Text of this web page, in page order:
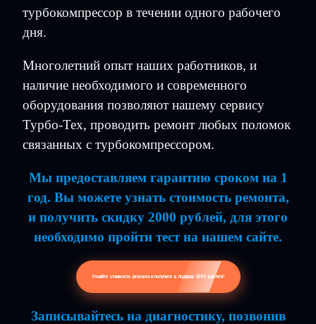
турбокомпрессор в течении одного рабочего
дня.
Многолетний опыт наших работников, и
наличие необходимого и современного
оборудования позволяют нашему сервису
Турбо-Тех, проводить ремонт любых поломок
связанных с турбокомпрессором.
Мы предоставляем гарантию сроком на 1
год. Вы можете узнать стоимость ремонта,
и получить скидку 2000 рублей, для этого
необходимо пройти тест на нашем сайте.
Узнайте стоимость ремонта и получите в подарок 2000 рублей!
Записывайтесь на диагностику, позвонив